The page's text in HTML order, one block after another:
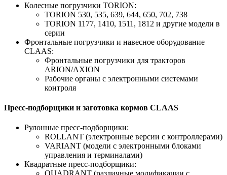
Колесные погрузчики TORION:
TORION 530, 535, 639, 644, 650, 702, 738
TORION 1177, 1410, 1511, 1812 и другие модели в
серии
Фронтальные погрузчики и навесное оборудование
CLAAS:
Фронтальные погрузчики для тракторов
ARION/AXION
Рабочие органы с электронными системами
контроля
Пресс-подборщики и заготовка кормов CLAAS
Рулонные пресс-подборщики:
ROLLANT (электронные версии с контроллерами)
VARIANT (модели с электронными блоками
управления и терминалами)
Квадратные пресс-подборщики: